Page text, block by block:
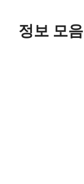
content정보 모음